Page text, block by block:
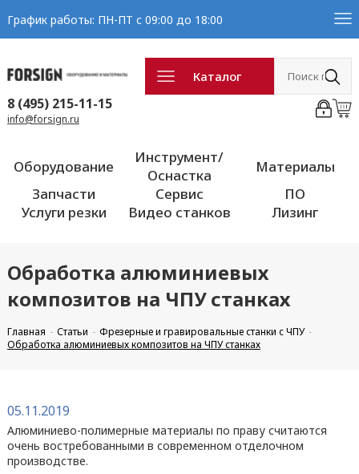
График работы: ПН-ПТ с 09:00 до 18:00
Каталог
8 (495) 215-11-15
info@forsign.ru
Оборудование
Инструмент/
Оснастка
Материалы
Запчасти
Сервис
ПО
Услуги резки
Видео станков Лизинг
Обработка алюминиевых
композитов на ЧПУ станках
Главная Статьи
Фрезерные и гравировальные станки с ЧПУ
Обработка алюминиевых композитов на ЧПУ станках
05.11.2019
Алюминиево-полимерные материалы по праву считаются
очень востребованными в современном отделочном
производстве.